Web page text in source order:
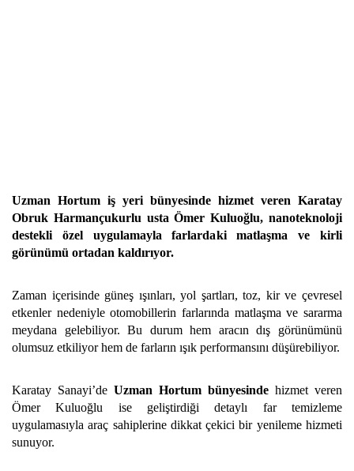
Uzman Hortum iş yeri bünyesinde hizmet veren Karatay
Obruk Harmançukurlu usta Ömer Kuluoğlu, nanoteknoloji
destekli özel uygulamayla farlardaki matlaşma ve kirli
görünümü ortadan kaldırıyor.
Zaman içerisinde güneş ışınları, yol şartları, toz, kir ve çevresel
etkenler nedeniyle otomobillerin farlarında matlaşma ve sararma
meydana gelebiliyor. Bu durum hem aracın dış görünümünü
olumsuz etkiliyor hem de farların ışık performansını düşürebiliyor.
Karatay Sanayi’de Uzman Hortum bünyesinde hizmet veren
Ömer Kuluoğlu ise geliştirdiği detaylı far temizleme
uygulamasıyla araç sahiplerine dikkat çekici bir yenileme hizmeti
sunuyor.